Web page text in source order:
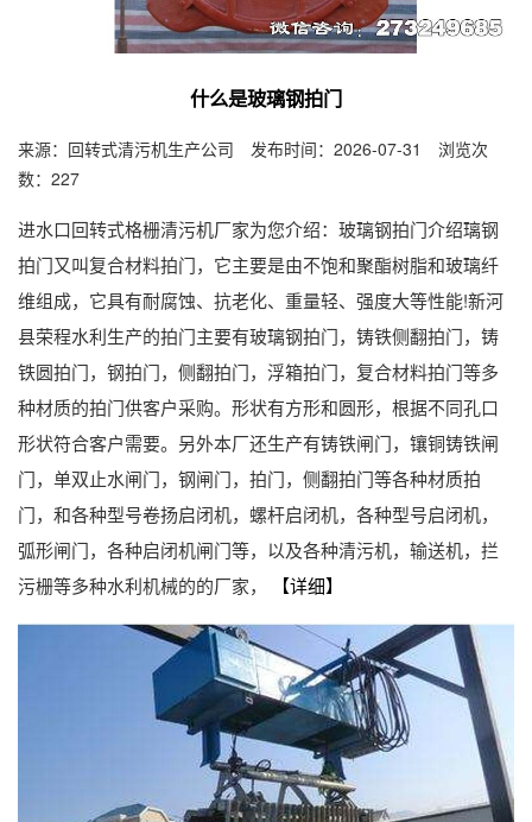
什么是玻璃钢拍门
来源：回转式清污机生产公司 发布时间：2026-07-31 浏览次
数：227
进水口回转式格栅清污机厂家为您介绍：玻璃钢拍门介绍璃钢
拍门又叫复合材料拍门，它主要是由不饱和聚酯树脂和玻璃纤
维组成，它具有耐腐蚀、抗老化、重量轻、强度大等性能!新河
县荣程水利生产的拍门主要有玻璃钢拍门，铸铁侧翻拍门，铸
铁圆拍门，钢拍门，侧翻拍门，浮箱拍门，复合材料拍门等多
种材质的拍门供客户采购。形状有方形和圆形，根据不同孔口
形状符合客户需要。另外本厂还生产有铸铁闸门，镶铜铸铁闸
门，单双止水闸门，钢闸门，拍门，侧翻拍门等各种材质拍
门，和各种型号卷扬启闭机，螺杆启闭机，各种型号启闭机，
弧形闸门，各种启闭机闸门等，以及各种清污机，输送机，拦
污栅等多种水利机械的的厂家，
【详细】